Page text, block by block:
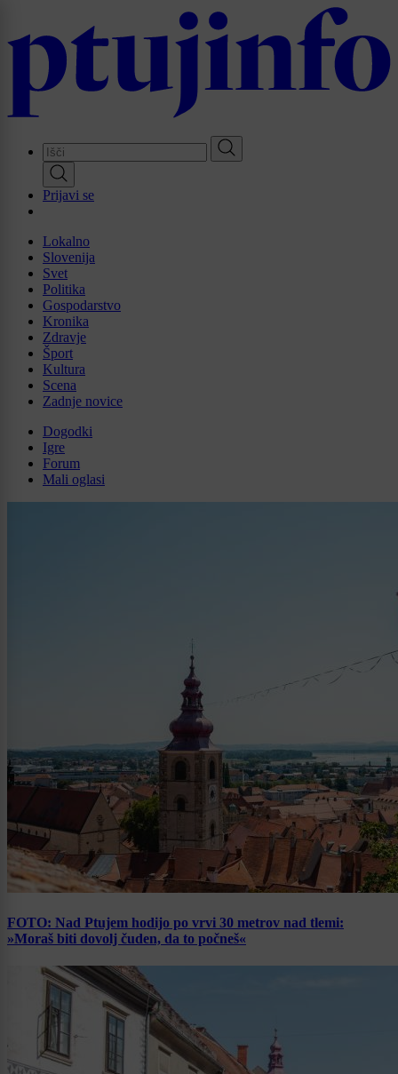
main
Prijavi se
Lokalno
Slovenija
Svet
Politika
Gospodarstvo
Kronika
Zdravje
Šport
Kultura
Scena
Zadnje novice
Dogodki
Igre
Forum
Mali oglasi
FOTO: Nad Ptujem hodijo po vrvi 30 metrov nad tlemi:
»Moraš biti dovolj čuden, da to počneš«